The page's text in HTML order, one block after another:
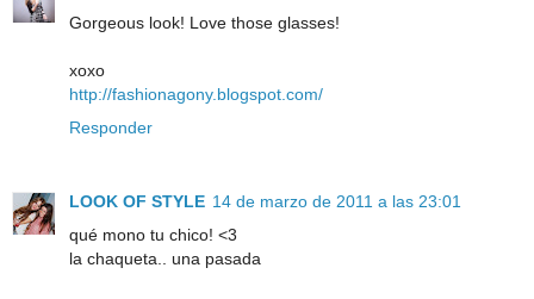
Gorgeous look! Love those glasses!
xoxo
http://fashionagony.blogspot.com/
Responder
LOOK OF STYLE 14 de marzo de 2011 a las 23:01
qué mono tu chico! <3
la chaqueta.. una pasada